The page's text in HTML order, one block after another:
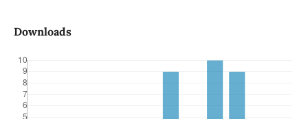
Downloads